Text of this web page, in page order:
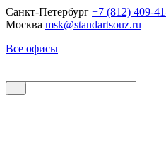
Санкт-Петербург +7 (812) 409-
Москва msk@standartsouz.ru
Все офисы